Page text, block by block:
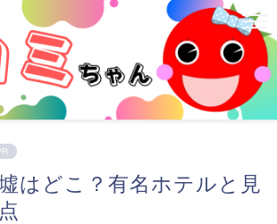
はどこ？有名ホテルと見